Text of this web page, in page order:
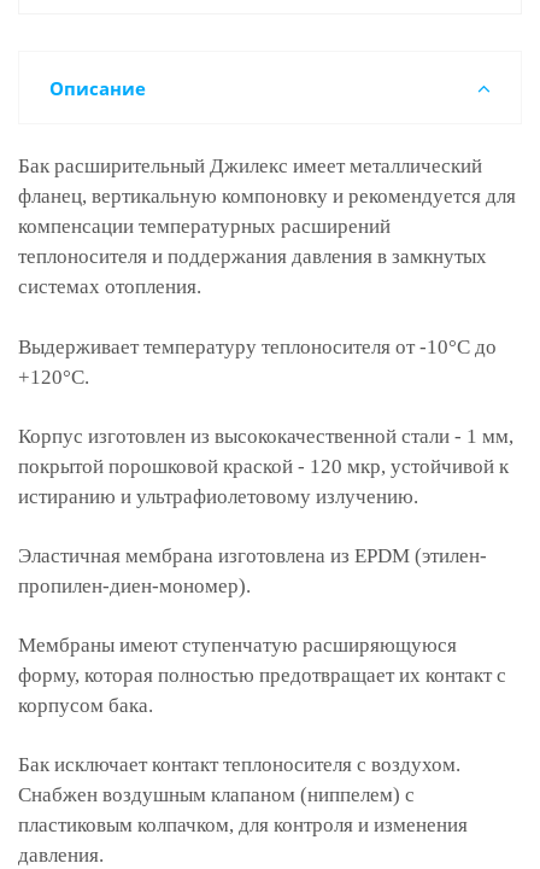
Описание
Бак расширительный Джилекс имеет металлический
фланец, вертикальную компоновку и рекомендуется для
компенсации температурных расширений
теплоносителя и поддержания давления в замкнутых
системах отопления.
Выдерживает температуру теплоносителя от -10°С до
+120°С.
Корпус изготовлен из высококачественной стали - 1 мм,
покрытой порошковой краской - 120 мкр, устойчивой к
истиранию и ультрафиолетовому излучению.
Эластичная мембрана изготовлена из EPDM (этилен-
пропилен-диен-мономер).
Мембраны имеют ступенчатую расширяющуюся
форму, которая полностью предотвращает их контакт с
корпусом бака.
Бак исключает контакт теплоносителя с воздухом.
Снабжен воздушным клапаном (ниппелем) с
пластиковым колпачком, для контроля и изменения
давления.